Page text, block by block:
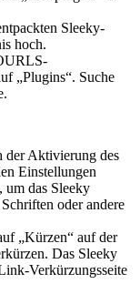
Sleeky-
hoch.
„Plugins“. Suche
der Aktivierung des
Einstellungen
das Sleeky
oder andere
„Kürzen“ auf der
Das Sleeky
Verkürzungsseite